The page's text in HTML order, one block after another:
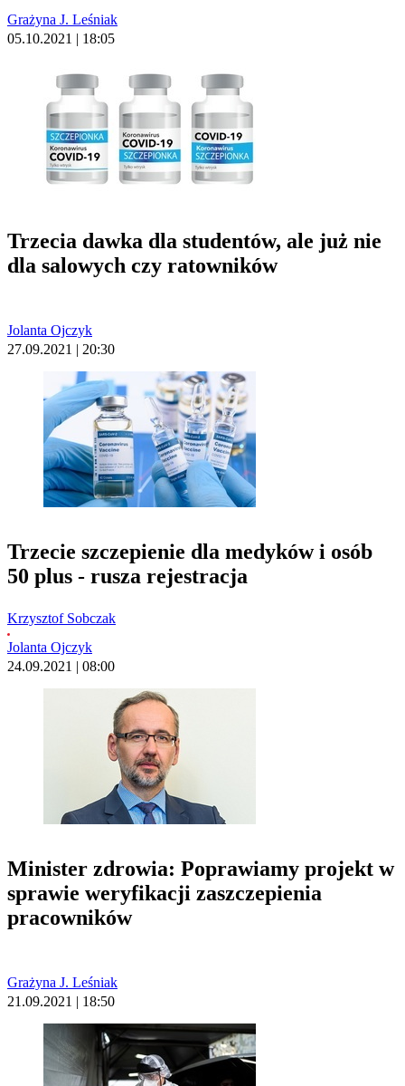
Grażyna J. Leśniak
05.10.2021 | 18:05
Trzecia dawka dla studentów, ale już nie
dla salowych czy ratowników
Jolanta Ojczyk
27.09.2021 | 20:30
Trzecie szczepienie dla medyków i osób
50 plus - rusza rejestracja
Krzysztof Sobczak
Jolanta Ojczyk
24.09.2021 | 08:00
Minister zdrowia: Poprawiamy projekt w
sprawie weryfikacji zaszczepienia
pracowników
Grażyna J. Leśniak
21.09.2021 | 18:50